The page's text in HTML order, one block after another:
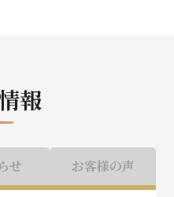
報
せ お客様の声